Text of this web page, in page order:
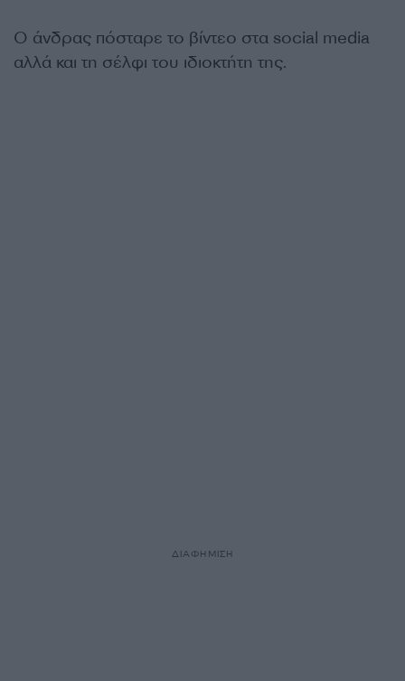
Ο άνδρας πόσταρε το βίντεο στα social media
αλλά και τη σέλφι του ιδιοκτήτη της.
ΔΙΑΦΗΜΙΣΗ